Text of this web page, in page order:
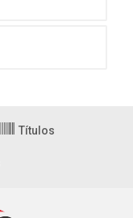
Títulos